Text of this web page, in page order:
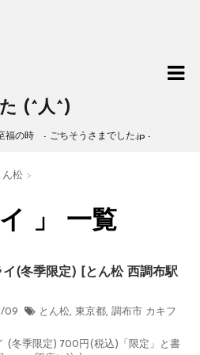
(^人^)
福の時 - ごちそうさまでした.jp -
ん松 >
」 一覧
イ(冬季限定) [とん松 西調布駅
09 とん松, 東京都, 調布市 カキフ
(冬季限定) 700円(税込)「限定」と書